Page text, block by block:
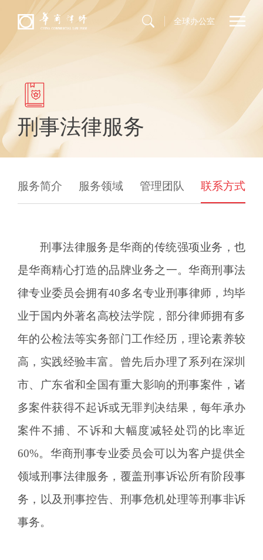
全球办公室
刑事法律服务
服务简介 服务领域 管理团队 联系方式
刑事法律服务是华商的传统强项业务，也
是华商精心打造的品牌业务之一。华商刑事法
律专业委员会拥有40多名专业刑事律师，均毕
业于国内外著名高校法学院，部分律师拥有多
年的公检法等实务部门工作经历，理论素养较
高，实践经验丰富。曾先后办理了系列在深圳
市、广东省和全国有重大影响的刑事案件，诸
多案件获得不起诉或无罪判决结果，每年承办
案件不捕、不诉和大幅度减轻处罚的比率近
60%。华商刑事专业委员会可以为客户提供全
领域刑事法律服务，覆盖刑事诉讼所有阶段事
务，以及刑事控告、刑事危机处理等刑事非诉
事务。